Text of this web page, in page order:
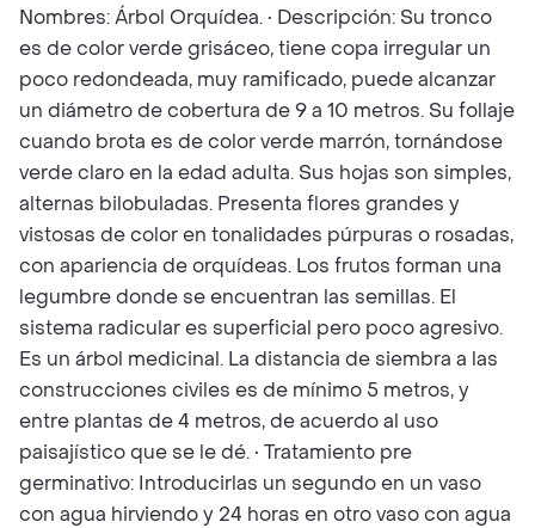
Nombres: Árbol Orquídea. • Descripción: Su tronco
es de color verde grisáceo, tiene copa irregular un
poco redondeada, muy ramificado, puede alcanzar
un diámetro de cobertura de 9 a 10 metros. Su follaje
cuando brota es de color verde marrón, tornándose
verde claro en la edad adulta. Sus hojas son simples,
alternas bilobuladas. Presenta flores grandes y
vistosas de color en tonalidades púrpuras o rosadas,
con apariencia de orquídeas. Los frutos forman una
legumbre donde se encuentran las semillas. El
sistema radicular es superficial pero poco agresivo.
Es un árbol medicinal. La distancia de siembra a las
construcciones civiles es de mínimo 5 metros, y
entre plantas de 4 metros, de acuerdo al uso
paisajístico que se le dé. • Tratamiento pre
germinativo: Introducirlas un segundo en un vaso
con agua hirviendo y 24 horas en otro vaso con agua